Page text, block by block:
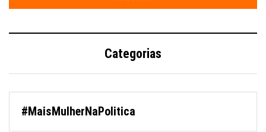
Categorias
#MaisMulherNaPolitica